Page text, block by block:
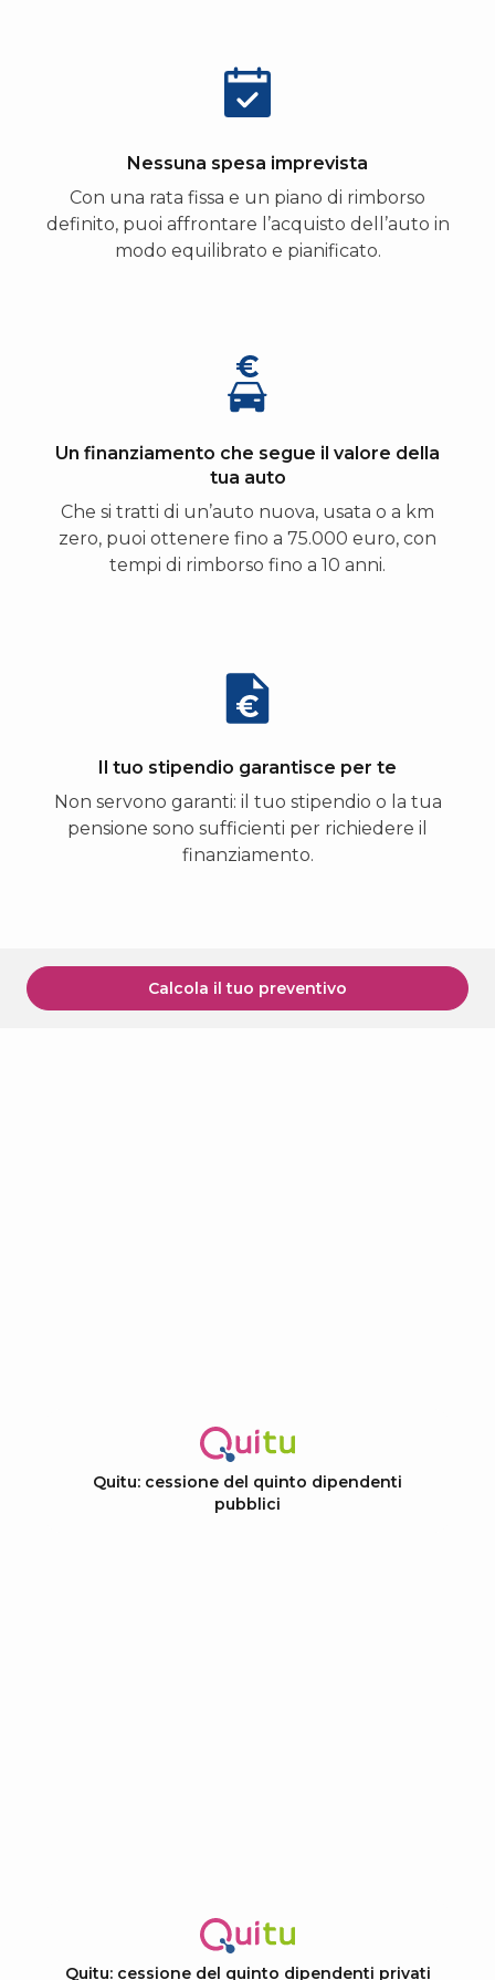
Nessuna spesa imprevista
Con una rata fissa e un piano di rimborso
definito, puoi affrontare l’acquisto dell’auto in
modo equilibrato e pianificato.
Un finanziamento che segue il valore della
tua auto
Che si tratti di un’auto nuova, usata o a km
zero, puoi ottenere fino a 75.000 euro, con
tempi di rimborso fino a 10 anni.
Il tuo stipendio garantisce per te
Non servono garanti: il tuo stipendio o la tua
pensione sono sufficienti per richiedere il
finanziamento.
Calcola il tuo preventivo
Quitu: cessione del quinto dipendenti
pubblici
Quitu: cessione del quinto dipendenti privati